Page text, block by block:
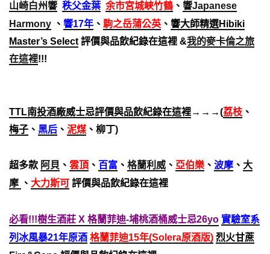
山崎白州響 秩父金葉 余市宮城峽竹鶴 、 響Japanese
Harmony 、 響17年 、 駒之岳蒲公英 、 響大師精選Hibiki
Master’s Select 評價與品飲紀錄在這裡 &我的麥卡倫之旅
在這裡!!!
TTL南投酒廠威士忌評價與品飲紀錄在這裡→→→(荔枝 、
梅子 、 黑后 、 泥煤 、柳丁)
超多款 阿貝 、 雲頂 、 百富 、 格蘭利威 、 亞伯樂 、 波摩 、 大
摩 、 大力斯可 評價與品飲紀錄在這裡
必看!!!樹生酒莊 X 格蘭菲迪-埔桃酒桶威士忌26yo 實驗室系
列冰風暴21年原酒 格蘭菲迪15年(Solera原酒版) 烈火甘蔗